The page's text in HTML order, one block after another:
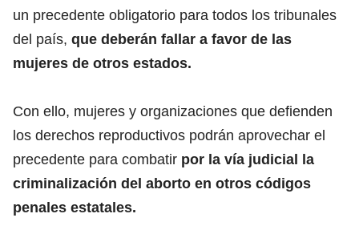
un precedente obligatorio para todos los tribunales
del país, que deberán fallar a favor de las
mujeres de otros estados.
Con ello, mujeres y organizaciones que defienden
los derechos reproductivos podrán aprovechar el
precedente para combatir por la vía judicial la
criminalización del aborto en otros códigos
penales estatales.